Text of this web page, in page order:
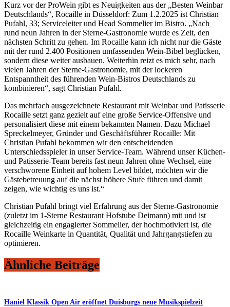
Kurz vor der ProWein gibt es Neuigkeiten aus der „Besten Weinbar
Deutschlands“, Rocaille in Düsseldorf: Zum 1.2.2025 ist Christian
Pufahl, 33; Serviceleiter und Head Sommelier im Bistro. „Nach
rund neun Jahren in der Sterne-Gastronomie wurde es Zeit, den
nächsten Schritt zu gehen. Im Rocaille kann ich nicht nur die Gäste
mit der rund 2.400 Positionen umfassenden Wein-Bibel beglücken,
sondern diese weiter ausbauen. Weiterhin reizt es mich sehr, nach
vielen Jahren der Sterne-Gastronomie, mit der lockeren
Entspanntheit des führenden Wein-Bistros Deutschlands zu
kombinieren“, sagt Christian Pufahl.
Das mehrfach ausgezeichnete Restaurant mit Weinbar und Patisserie
Rocaille setzt ganz gezielt auf eine große Service-Offensive und
personalisiert diese mit einem bekannten Namen. Dazu Michael
Spreckelmeyer, Gründer und Geschäftsführer Rocaille: Mit
Christian Pufahl bekommen wir den entscheidenden
Unterschiedsspieler in unser Service-Team. Während unser Küchen-
und Patisserie-Team bereits fast neun Jahren ohne Wechsel, eine
verschworene Einheit auf hohem Level bildet, möchten wir die
Gästebetreuung auf die nächst höhere Stufe führen und damit
zeigen, wie wichtig es uns ist.“
Christian Pufahl bringt viel Erfahrung aus der Sterne-Gastronomie
(zuletzt im 1-Sterne Restaurant Hofstube Deimann) mit und ist
gleichzeitig ein engagierter Sommelier, der hochmotiviert ist, die
Rocaille Weinkarte in Quantität, Qualität und Jahrgangstiefen zu
optimieren.
Ähnliche Beiträge
Haniel Klassik Open Air eröffnet Duisburgs neue Musikspielzeit